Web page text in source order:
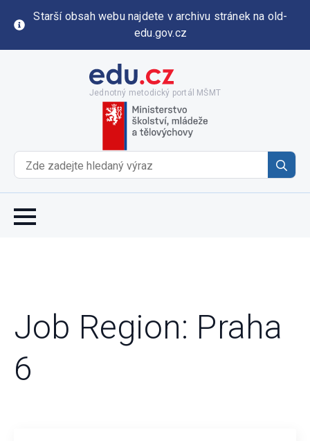
Starší obsah webu najdete v archivu stránek na old-
edu.gov.cz
Jednotný metodický portál MŠMT
for:
Job Region: Praha
6